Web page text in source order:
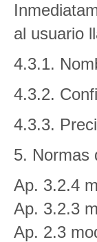
al usuario
4.3.1.
4.3.2.
4.3.3.
5. Normas
Ap. 3.2.4
Ap. 3.2.3
Ap. 2.3